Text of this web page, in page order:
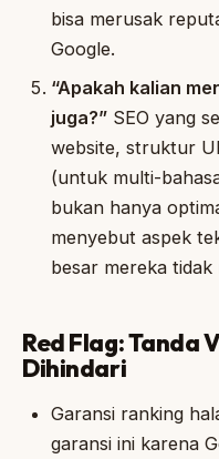
bisa merusak
Google.
“Apakah kalian
juga?” SEO yang
website, struktur
(untuk multi-
bukan hanya
menyebut aspek
besar mereka tidak
Red Flag: Tanda
Dihindari
Garansi ranking
garansi ini karena